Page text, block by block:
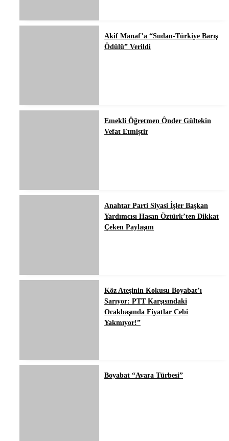
Akif Manaf’a “Sudan-Türkiye Barış
Ödülü” Verildi
Emekli Öğretmen Ônder Gültekin
Vefat Etmiştir
Anahtar Parti Siyasi İşler Başkan
Yardımcısı Hasan Öztürk’ten Dikkat
Çeken Paylaşım
Köz Ateşinin Kokusu Boyabat’ı
Sarıyor: PTT Karşısındaki
Ocakbaşında Fiyatlar Cebi
Yakmıyor!”
Boyabat “Avara Türbesi”